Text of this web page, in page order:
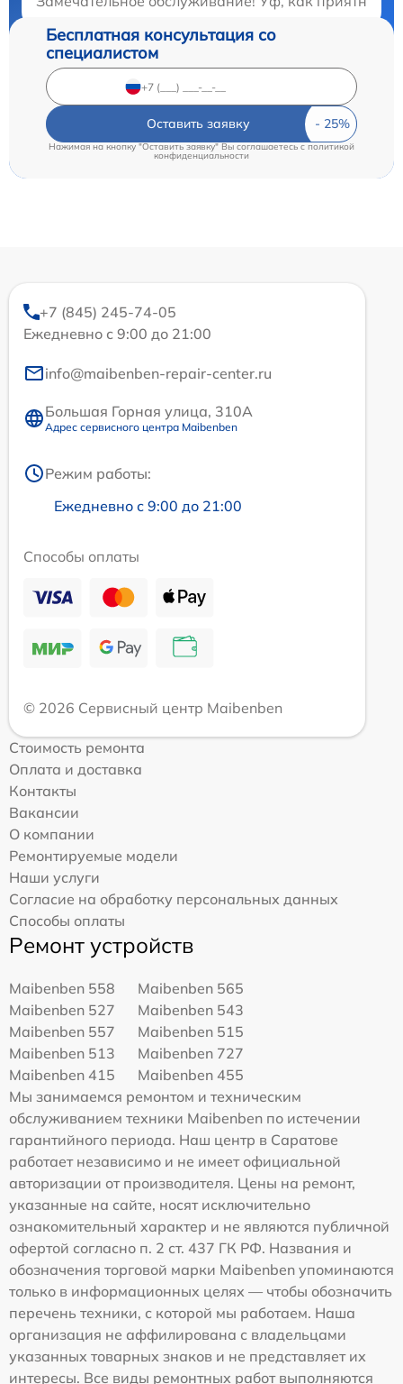
Бесплатная консультация со
специалистом
Оставить заявку
Нажимая на кнопку "Оставить заявку" Вы соглашаетесь cполитикой
конфиденциальности
+7 (845) 245-74-05
Ежедневно с 9:00 до 21:00
info@maibenben-repair-center.ru
Большая Горная улица, 310А
Адрес сервисного центра Maibenben
Режим работы:
Ежедневно с 9:00 до 21:00
Способы оплаты
© 2026 Сервисный центр Maibenben
Стоимость ремонта
Оплата и доставка
Контакты
Вакансии
О компании
Ремонтируемые модели
Наши услуги
Согласие на обработку персональных данных
Способы оплаты
Ремонт устройств
Maibenben 558
Maibenben 565
Maibenben 527
Maibenben 543
Maibenben 557
Maibenben 515
Maibenben 513
Maibenben 727
Maibenben 415
Maibenben 455
Мы занимаемся ремонтом и техническим
обслуживанием техники Maibenben по истечении
гарантийного периода. Наш центр в Саратове
работает независимо и не имеет официальной
авторизации от производителя. Цены на ремонт,
указанные на сайте, носят исключительно
ознакомительный характер и не являются публичной
офертой согласно п. 2 ст. 437 ГК РФ. Названия и
обозначения торговой марки Maibenben упоминаются
только в информационных целях — чтобы обозначить
перечень техники, с которой мы работаем. Наша
организация не аффилирована с владельцами
указанных товарных знаков и не представляет их
интересы. Все виды ремонтных работ выполняются